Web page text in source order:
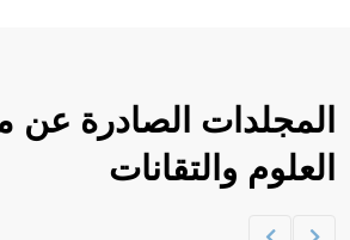
المجلدات الصادرة
العلوم والتقانات